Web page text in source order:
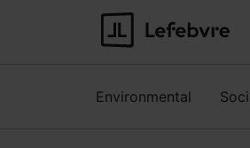
Environmental